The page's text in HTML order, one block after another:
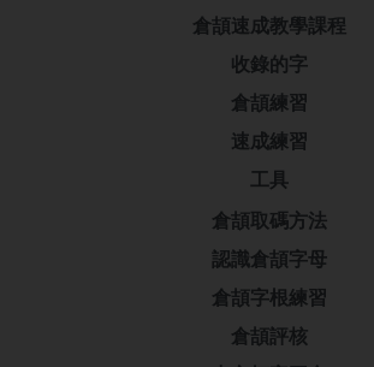
倉頡速成教學課程
收錄的字
倉頡練習
速成練習
工具
倉頡取碼方法
認識倉頡字母
倉頡字根練習
倉頡評核